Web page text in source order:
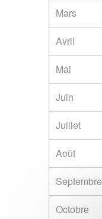
Mars
Avril
Mai
Juin
Juillet
Août
Septembre
Octobre